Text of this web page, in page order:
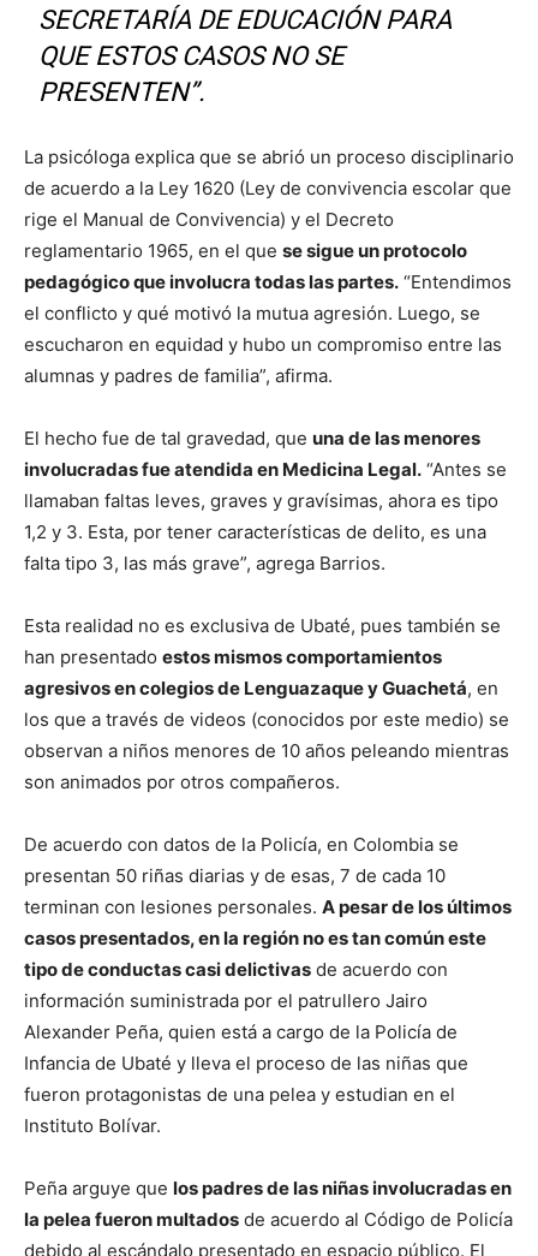
SECRETARÍA DE EDUCACIÓN PARA
QUE ESTOS CASOS NO SE
PRESENTEN”.
La psicóloga explica que se abrió un proceso disciplinario
de acuerdo a la Ley 1620 (Ley de convivencia escolar que
rige el Manual de Convivencia) y el Decreto
reglamentario 1965, en el que se sigue un protocolo
pedagógico que involucra todas las partes. “Entendimos
el conflicto y qué motivó la mutua agresión. Luego, se
escucharon en equidad y hubo un compromiso entre las
alumnas y padres de familia”, afirma.
El hecho fue de tal gravedad, que una de las menores
involucradas fue atendida en Medicina Legal. “Antes se
llamaban faltas leves, graves y gravísimas, ahora es tipo
1,2 y 3. Esta, por tener características de delito, es una
falta tipo 3, las más grave”, agrega Barrios.
Esta realidad no es exclusiva de Ubaté, pues también se
han presentado estos mismos comportamientos
agresivos en colegios de Lenguazaque y Guachetá, en
los que a través de videos (conocidos por este medio) se
observan a niños menores de 10 años peleando mientras
son animados por otros compañeros.
De acuerdo con datos de la Policía, en Colombia se
presentan 50 riñas diarias y de esas, 7 de cada 10
terminan con lesiones personales. A pesar de los últimos
casos presentados, en la región no es tan común este
tipo de conductas casi delictivas de acuerdo con
información suministrada por el patrullero Jairo
Alexander Peña, quien está a cargo de la Policía de
Infancia de Ubaté y lleva el proceso de las niñas que
fueron protagonistas de una pelea y estudian en el
Instituto Bolívar.
Peña arguye que los padres de las niñas involucradas en
la pelea fueron multados de acuerdo al Código de Policía
debido al escándalo presentado en espacio público. El